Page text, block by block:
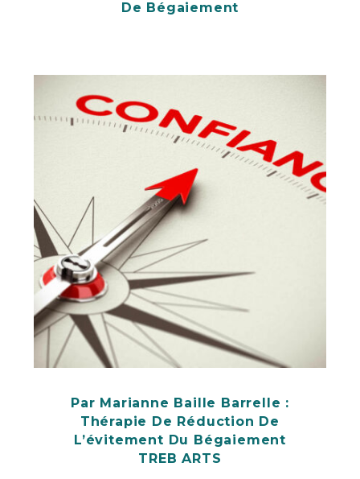
De Bégaiement
Par Marianne Baille Barrelle :
Thérapie De Réduction De
L’évitement Du Bégaiement
TREB ARTS